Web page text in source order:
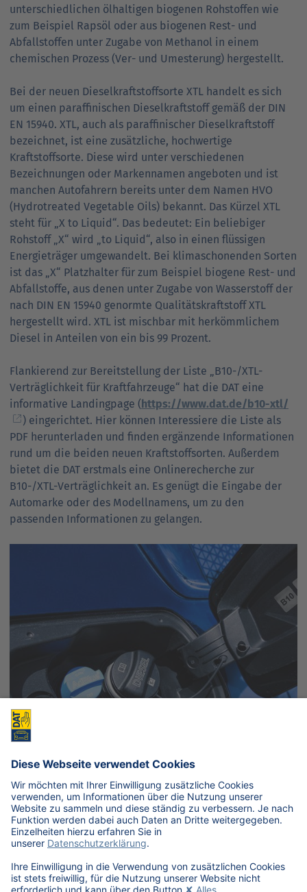
unterschiedlichen ölhaltigen biogenen Rohstoffen wie
zum Beispiel Rapsöl oder aus biogenen Rest- und
Abfallstoffen unter Zugabe von Methanol in einem
chemischen Prozess (Ver- und Umesterung) hergestellt.
Bei der neuen Dieselkraftstoffsorte XTL handelt es sich
um einen paraffinischen Dieselkraftstoff gemäß der DIN
EN 15940. XTL, auch als paraffinischer Dieselkraftstoff
bezeichnet, ist eine zusätzliche, hochwertige
Kraftstoffsorte. Diese wird unter verschiedenen
Bezeichnungen oder Markennamen angeboten und ist
manchen Autofahrern bereits unter dem Namen HVO
(Hydrotreated Vegetable Oils) bekannt. Das Kürzel XTL
steht für „X to Liquid“. Das bedeutet: Ein beliebiger
Rohstoff „X“ wird „to Liquid“, also in einen flüssigen
Energieträger umgewandelt. Bei klimaschonenden Sorten
ist das „X“ Platzhalter für zum Beispiel biogene Rest- und
Abfallstoffe, aus denen unter Zugabe von Wasserstoff der
nach DIN EN 15940 genormte Qualitätskraftstoff XTL
hergestellt wird. XTL ist mischbar mit herkömmlichem
Diesel in Anteilen von ein bis 99 Prozent.
Flankierend zur Bereitstellung der Liste „B10-/XTL-
Verträglichkeit für Kraftfahrzeuge“ hat die DAT eine
informative Landingpage (https://www.dat.de/b10-xtl/
) eingerichtet. Hier können Interessiere die Liste als
PDF herunterladen und finden ergänzende Informationen
rund um die beiden neuen Kraftstoffsorten. Außerdem
bietet die DAT erstmals eine Onlinerecherche zur
B10-/XTL-Verträglichkeit an. Es genügt die Eingabe der
Automarke oder des Modellnamens, um zu den
passenden Informationen zu gelangen.